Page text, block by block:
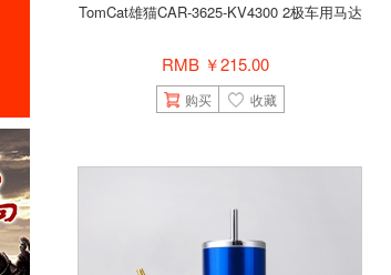
TomCat雄猫CAR-3625-KV4300 2极车用马达
RMB ￥215.00
购买 收藏